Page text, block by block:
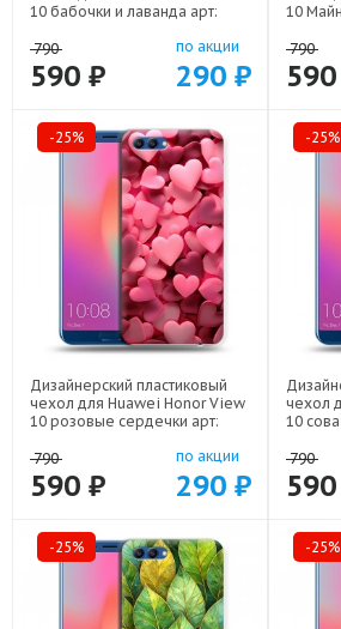
10 бабочки и лаванда арт:
790
590 ₽
по акции
290 ₽
10
790
-25%
Дизайнерский пластиковый
чехол для Huawei Honor View
10 розовые сердечки арт:
790
590 ₽
по акции
290 ₽
-25%
чехол
10
790
-25% -25%